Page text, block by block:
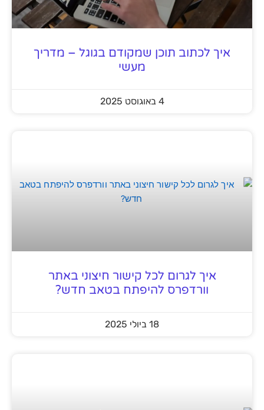
איך לכתוב תוכן שמקודם בגוגל – מדריך
מעשי
4 באוגוסט 2025
איך לגרום לכל קישור חיצוני באתר
וורדפרס להיפתח בטאב חדש?
18 ביולי 2025